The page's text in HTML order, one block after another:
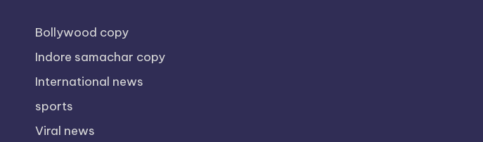
Bollywood copy
Indore samachar copy
International news
sports
Viral news